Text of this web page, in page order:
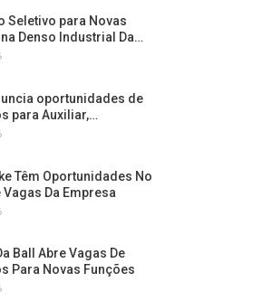
Seletivo para Novas
Denso Industrial Da…
oportunidades de
para Auxiliar,…
Têm Oportunidades No
Vagas Da Empresa
Ball Abre Vagas De
Para Novas Funções